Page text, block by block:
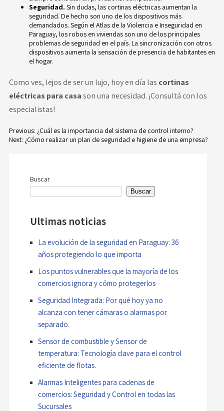
Seguridad. Sin dudas, las cortinas eléctricas aumentan la
seguridad. De hecho son uno de los dispositivos más
demandados. Según elAtlas de la Violencia e Inseguridad en
Paraguay, los robos en viviendas son uno de los principales
problemas de seguridad en el país. La sincronización con otros
dispositivos aumenta la sensación de presencia de habitantes en
el hogar.
Como ves, lejos de ser un lujo, hoy en día las cortinas
eléctricas para casason una necesidad. ¡Consultá con los
especialistas!
entradas
Previous: ¿Cuál es la importancia del sistema de control interno?
Next: ¿Cómo realizar un plan de seguridad e higiene de una empresa?
Buscar
Buscar
Ultimas noticias
La evolución de la seguridad en Paraguay: 36
años protegiendo lo que importa
Los puntos vulnerables que la mayoría de los
comercios ignora y cómo protegerlos
Seguridad Integrada: Por qué hoy ya no
alcanza con tener cámaras o alarmas por
separado.
Sensor de combustible y Sensor de
temperatura: Tecnología clave para el control
eficiente de flotas.
Alarmas Inteligentes para cadenas de
comercios: Seguridad y Control en todas las
Sucursales